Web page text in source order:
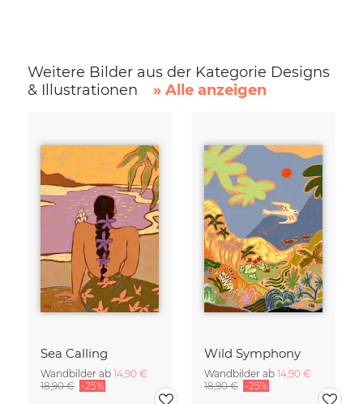
Weitere Bilder aus der Kategorie Designs
& Illustrationen
» Alle anzeigen
Sea Calling
Wandbilder ab 14,90 €
18,90 € -25%
Wild Symphony
Wandbilder ab 14,90 €
18,90 € -25%